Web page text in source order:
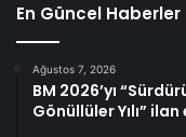
En Güncel Haberler
Ağustos 7, 2026
BM 2026’yı
Gönüllüler Yılı”